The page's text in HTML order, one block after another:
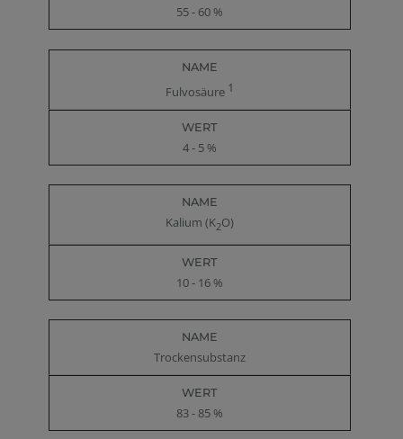
55 - 60 %
Fulvosäure 1
4 - 5 %
Kalium (K2O)
10 - 16 %
Trockensubstanz
83 - 85 %